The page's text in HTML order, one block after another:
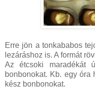
Erre jön a tonkababos
lezáráshoz is. A formát
Az étcsoki maradékát
bonbonokat. Kb. egy óra
kész bonbonokat.